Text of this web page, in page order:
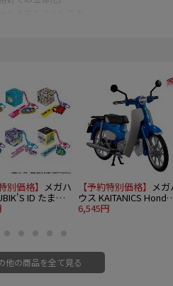
ニメーション製作委員会
別価格】 メガハ
ID たまご
り1BOX
【予約特別価格】 メ
ウス KAITANICS Honda
スーパーカブ110 グリ
6,545円
他の商品を全て見る